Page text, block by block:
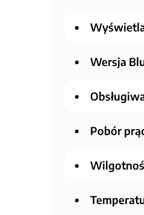
Wersja
Pobór